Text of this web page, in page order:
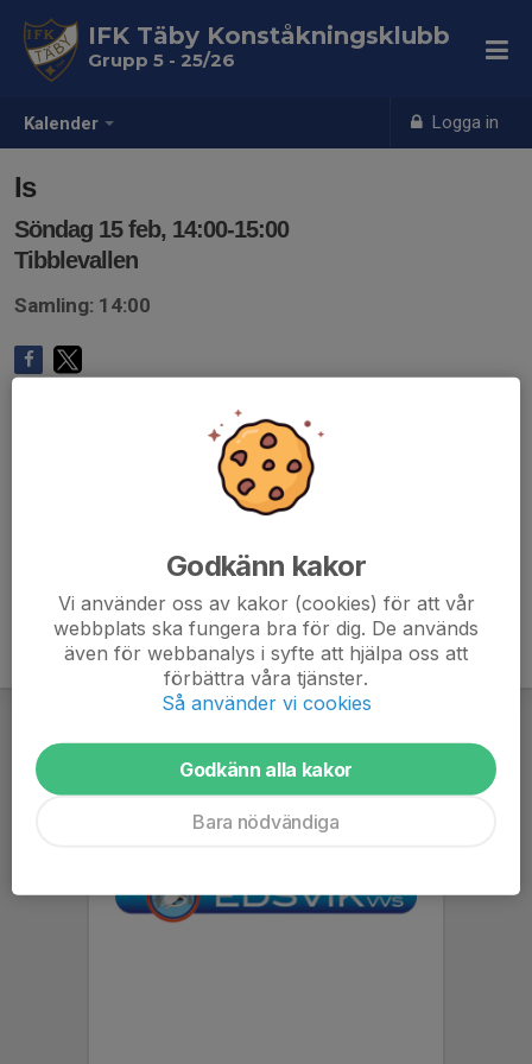
Kalender Logga in
IFK Täby Konståkningsklubb
Grupp 5 - 25/26
Is
Söndag 15 feb, 14:00-15:00
Tibblevallen
Samling: 14:00
Godkänn kakor
Vi använder oss av kakor (cookies) för att vår
webbplats ska fungera bra för dig. De används
även för webbanalys i syfte att hjälpa oss att
förbättra våra tjänster.
Så använder vi cookies
Godkänn alla kakor
Bara nödvändiga